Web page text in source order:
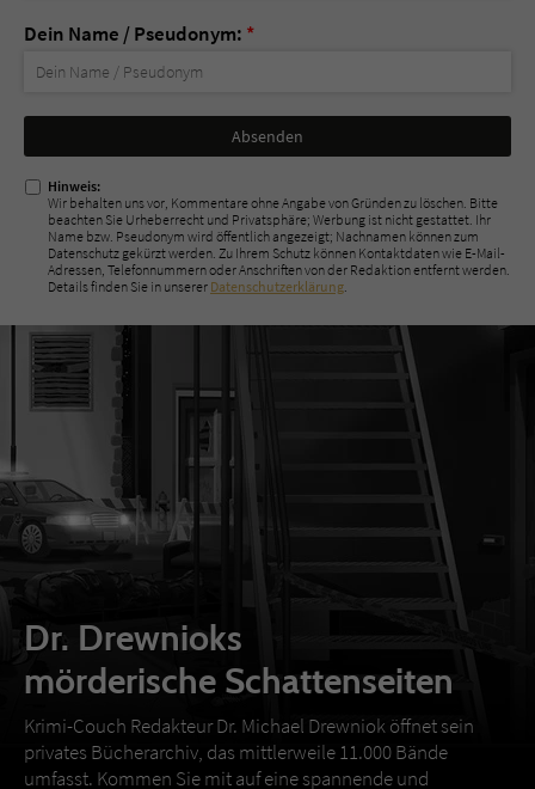
Dein Name / Pseudonym: *
Nicht
ausfüllen!
Hinweis:
Wir behalten uns vor, Kommentare ohne Angabe von Gründen zu löschen. Bitte
beachten Sie Urheberrecht und Privatsphäre; Werbung ist nicht gestattet. Ihr
Name bzw. Pseudonym wird öffentlich angezeigt; Nachnamen können zum
Datenschutz gekürzt werden. Zu Ihrem Schutz können Kontaktdaten wie E-Mail-
Adressen, Telefonnummern oder Anschriften von der Redaktion entfernt werden.
Details finden Sie in unserer Datenschutzerklärung.
Dr. Drewnioks
mörderische Schattenseiten
Krimi-Couch Redakteur Dr. Michael Drewniok öffnet sein
privates Bücherarchiv, das mittlerweile 11.000 Bände
umfasst. Kommen Sie mit auf eine spannende und